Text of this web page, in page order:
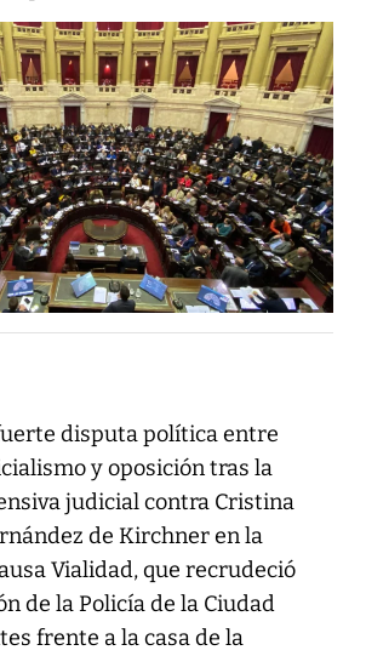
disputa política entre
y oposición tras la
judicial contra Cristina
de Kirchner en la
Vialidad, que recrudeció
de la Policía de la Ciudad
frente a la casa de la